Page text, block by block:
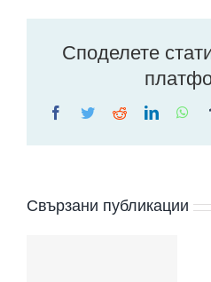
Споделете
Facebook
TwitterRedditLinkedIn
Свързани публикации